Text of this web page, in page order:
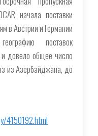
начала поставки
в Австрии и Германии
поставок
довело общее число
из Азербайджана, до
4150192.html